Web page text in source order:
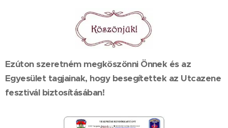
Ezúton szeretném megköszönni Önnek és az
Egyesület tagjainak, hogy besegítettek az Utcazene
fesztivál biztosításában!